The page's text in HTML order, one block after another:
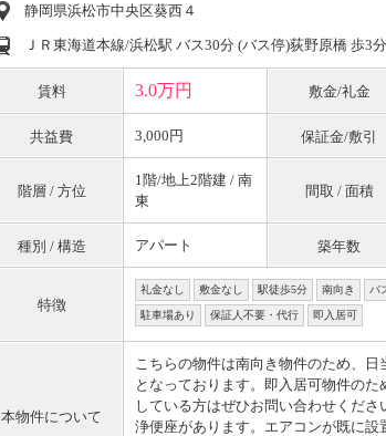
静岡県浜松市中央区葵西４
ＪＲ東海道本線/浜松駅 バス30分 (バス停)荻野原橋 歩3分
賃料 3.0万円 敷金/礼金
共益費 3,000円 保証金/敷引
階層 / 方位
1階/地上2階建 / 南
東
間取 / 面積
種別 / 構造 アパート 築年数
特徴
礼金なし 敷金なし 駅徒歩5分 南向き バ
駐車場あり 保証人不要・代行 即入居可
本物件について
こちらの物件は南向き物件のため、
となっております。即入居可物件のた
している方はぜひお問い合わせくだ
浄便座があります。エアコンが既に設